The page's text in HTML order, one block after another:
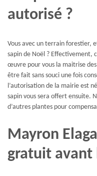
autorisé ?
Vous avec un terrain forestier,
sapin de Noël ? Effectivement,
œuvre pour vous la maitrise
être fait sans souci une fois
l’autorisation de la mairie est
sapin vous sera offert ensuite.
d’autres plantes pour
Mayron
gratuit avant